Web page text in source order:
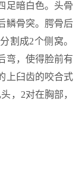
足暗白色。头骨
鳞骨突。腭骨后
割成2个侧窝。
弯，使得脸前有
上臼齿的咬合式
，2对在胸部，